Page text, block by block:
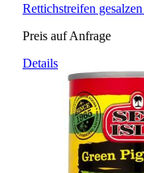
Rettichstreifen
Preis auf Anfrage
Details